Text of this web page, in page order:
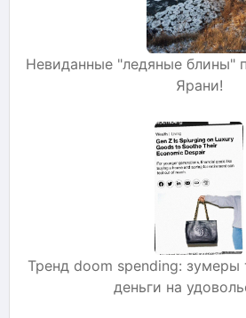
Невиданные "ледяные блины"
Ярани!
Тренд doom spending: зумеры
деньги на